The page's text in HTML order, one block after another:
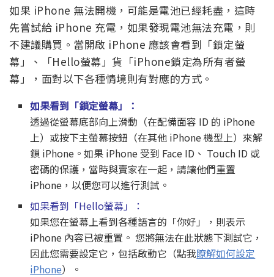
如果 iPhone 無法開機，可能是電池已經耗盡，這時
先嘗試給 iPhone 充電，如果發現電池無法充電，則
不建議購買。當開啟 iPhone 應該會看到「鎖定螢
幕」、「Hello螢幕」貨「iPhone鎖定為所有者螢
幕」，面對以下各種情境則有對應的方式。
如果看到「鎖定螢幕」：
透過從螢幕底部向上滑動（在配備面容 ID 的 iPhone
上）或按下主螢幕按鈕（在其他 iPhone 機型上）來解
鎖 iPhone。如果 iPhone 受到 Face ID、 Touch ID 或
密碼的保護，當時與賣家在一起，請讓他們重置
iPhone，以便您可以進行測試。
如果看到「Hello螢幕」：
如果您在螢幕上看到各種語言的「你好」，則表示
iPhone 內容已被重置。 您將無法在此狀態下測試它，
因此您需要設定它，包括啟動它（點我瞭解如何設定
iPhone）。